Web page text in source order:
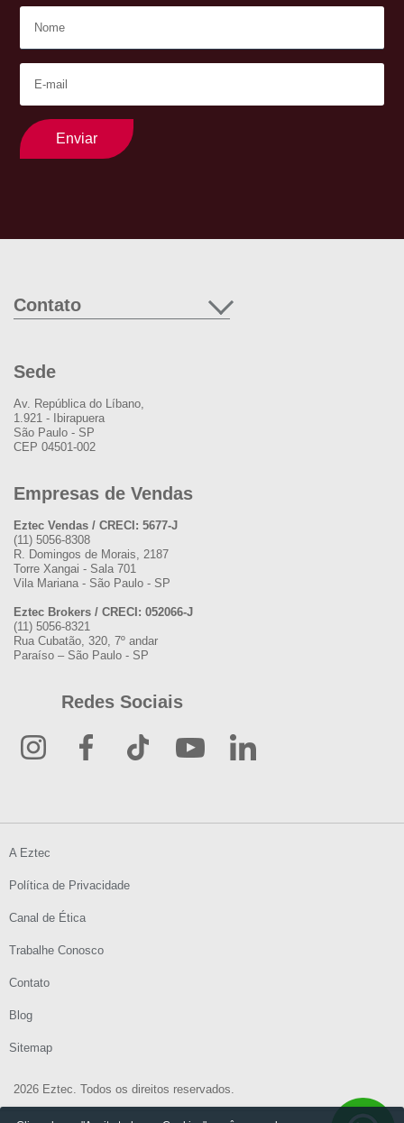
Enviar
Contato
Sede
Av. República do Líbano,
1.921 - Ibirapuera
São Paulo - SP
CEP 04501-002
Empresas de Vendas
Eztec Vendas / CRECI: 5677-J
(11) 5056-8308
R. Domingos de Morais, 2187
Torre Xangai - Sala 701
Vila Mariana - São Paulo - SP
Eztec Brokers / CRECI: 052066-J
(11) 5056-8321
Rua Cubatão, 320, 7º andar
Paraíso – São Paulo - SP
Redes Sociais
2026 Eztec. Todos os direitos reservados.
A Eztec
Política de Privacidade
Canal de Ética
Trabalhe Conosco
Contato
Blog
Sitemap